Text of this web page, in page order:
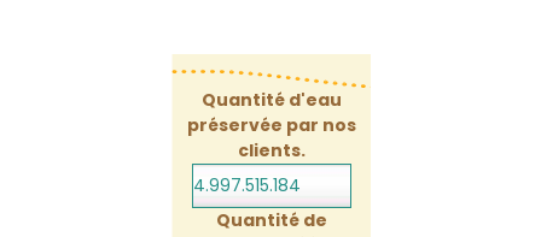
Quantité d'eau
préservée par nos
clients.
4.997.515.206
Quantité de